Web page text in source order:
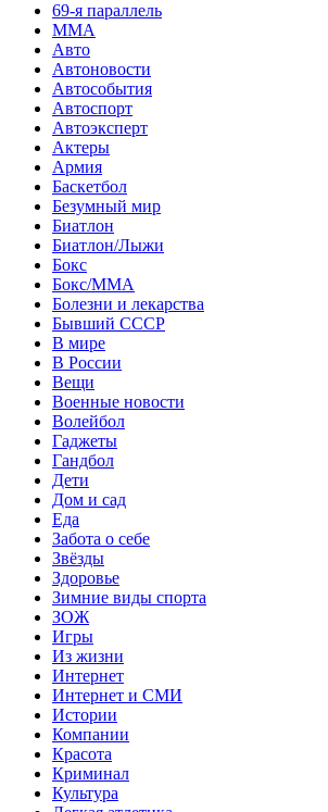
69-я параллель
MMA
Авто
Автоновости
Автособытия
Автоспорт
Автоэксперт
Актеры
Армия
Баскетбол
Безумный мир
Биатлон
Биатлон/Лыжи
Бокс
Бокс/MMA
Болезни и лекарства
Бывший СССР
В мире
В России
Вещи
Военные новости
Волейбол
Гаджеты
Гандбол
Дети
Дом и сад
Еда
Забота о себе
Звёзды
Здоровье
Зимние виды спорта
ЗОЖ
Игры
Из жизни
Интернет
Интернет и СМИ
Истории
Компании
Красота
Криминал
Культура